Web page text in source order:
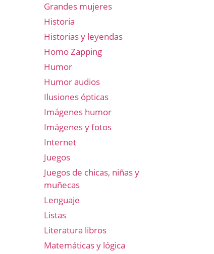
Grandes mujeres
Historia
Historias y leyendas
Homo Zapping
Humor
Humor audios
Ilusiones ópticas
Imágenes humor
Imágenes y fotos
Internet
Juegos
Juegos de chicas, niñas y
muñecas
Lenguaje
Listas
Literatura libros
Matemáticas y lógica